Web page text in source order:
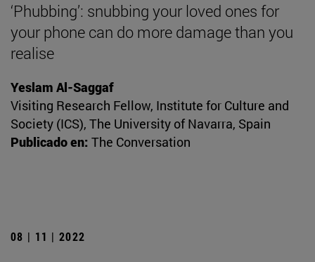
‘Phubbing’: snubbing your loved ones for
your phone can do more damage than you
realise
Yeslam Al-Saggaf
Visiting Research Fellow, Institute for Culture and
Society (ICS), The University of Navarra, Spain
Publicado en: The Conversation
08 | 11 | 2022